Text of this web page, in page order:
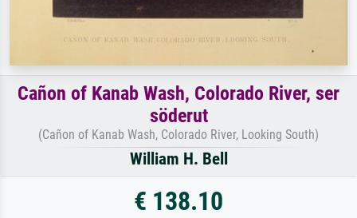
Cañon of Kanab Wash, Colorado River, ser
söderut
(Cañon of Kanab Wash, Colorado River, Looking South)
William H. Bell
€ 138.10